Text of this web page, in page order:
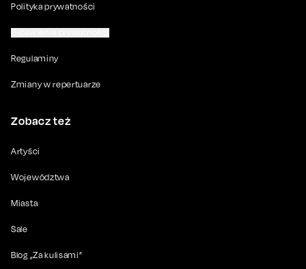
Polityka prywatności
Regulaminy
Zmiany w repertuarze
Zobacz też
Artyści
Województwa
Miasta
Sale
Blog „Za kulisami”